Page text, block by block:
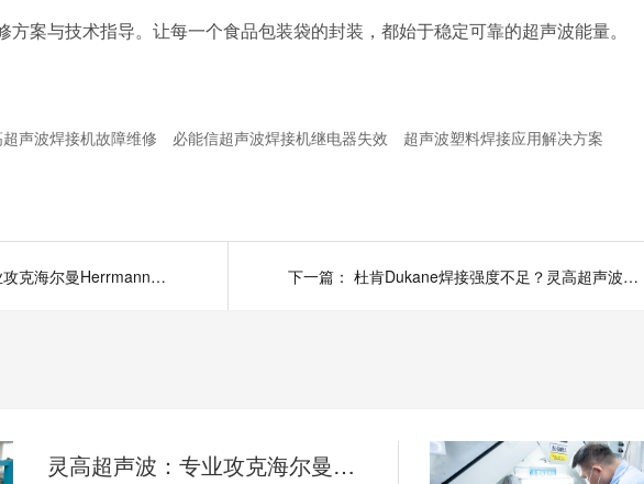
案与技术指导。让每一个食品包装袋的封装，都始于稳定可靠的超声波能量。
超声波焊接机故障维修 必能信超声波焊接机继电器失效
超声波塑料焊接应用解决方案
灵高超声波：专业攻克海尔曼Herrmann焊接机电路板短路难题 下一篇： 杜肯Dukane焊接强度不足？灵高超声波帮您精准破局
灵高超声波：专业攻克海尔曼Herrmann焊接机电路板短路难题